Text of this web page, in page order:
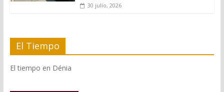
30 julio, 2026
El Tiempo
El tiempo en Dénia